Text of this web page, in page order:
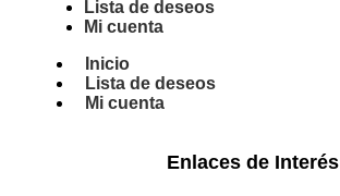
Lista de deseos
Mi cuenta
Inicio
Lista de deseos
Mi cuenta
Enlaces de Interés